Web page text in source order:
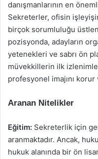
danışmanlarının en
Sekreterler, ofisin
birçok sorumluluğu
pozisyonda, adayların
yetenekleri ve sabrı ön
müvekkillerin ilk
profesyonel imajını
Aranan Nitelikler
Eğitim: Sekreterlik için
aranmaktadır. Ancak,
hukuk alanında bir ön